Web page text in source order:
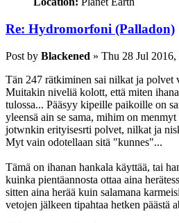
Re: Hydromorfoni (Palladon)
Post by Blackened » Thu 28 Jul 2016,
Tän 247 rätkiminen sai nilkat ja
Muitakin niveliä kolott, että miten
tulossa... Pääsyy kipeille paikoille on
yleensä ain se sama, mihim on
jotwnkin erityisesrti polvet, nilkat ja
Myt vain odotellaan sitä "kunnes"...
Tämä on ihanan hankala käyttää, tai
kuinka pientäannosta ottaa aina
sitten aina herää kuin salamana
vetojen jälkeen tipahtaa hetken päästä